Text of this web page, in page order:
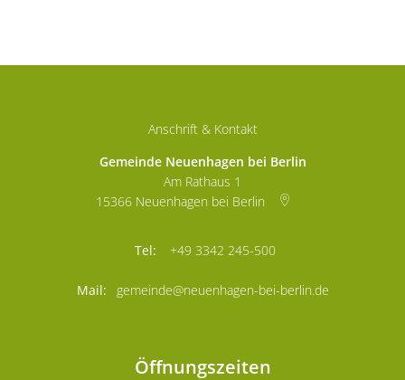
Anschrift & Kontakt
Gemeinde Neuenhagen bei Berlin
Am Rathaus 1
15366 Neuenhagen bei Berlin
+49 3342 245-500
gemeinde@neuenhagen-bei-berlin.de
Öffnungszeiten